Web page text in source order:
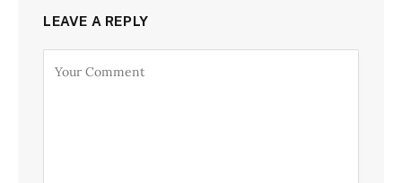
LEAVE A REPLY